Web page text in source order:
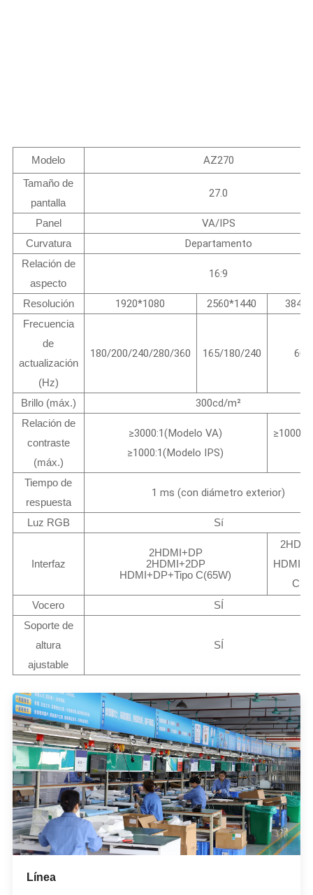
Modelo AZ270
Tamaño de
pantalla
27.0
Panel VA/IPS
Curvatura Departamento
Relación de
aspecto
16:9
Resolución 1920*1080 2560*1440
Frecuencia
de
actualización
(Hz)
180/200/240/280/360 165/180/240 60/
Brillo (máx.) 300cd/m²
Relación de
contraste
(máx.)
≥3000:1(Modelo VA)
≥1000:1(Modelo IPS)
Tiempo de
respuesta
1 ms (con diámetro exterior)
Luz RGB Sí
Interfaz
2HDMI+DP
2HDMI+2DP
HDMI+DP+Tipo C(65W)
Vocero
SÍ
Soporte de
altura
ajustable
SÍ
Línea